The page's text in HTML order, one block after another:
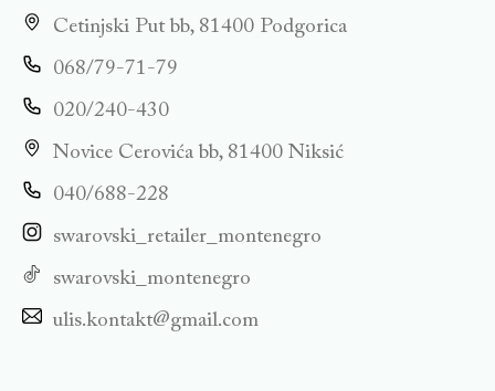
Cetinjski Put bb, 81400 Podgorica
068/79-71-79
020/240-430
Novice Cerovića bb, 81400 Niksić
040/688-228
swarovski_retailer_montenegro
swarovski_montenegro
ulis.kontakt@gmail.com